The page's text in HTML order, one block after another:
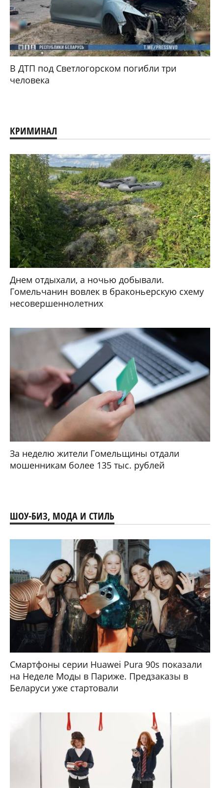
В ДТП под Светлогорском погибли три
человека
КРИМИНАЛ
Днем отдыхали, а ночью добывали.
Гомельчанин вовлек в браконьерскую схему
несовершеннолетних
За неделю жители Гомельщины отдали
мошенникам более 135 тыс. рублей
ШОУ-БИЗ, МОДА И СТИЛЬ
Смартфоны серии Huawei Pura 90s показали
на Неделе Моды в Париже. Предзаказы в
Беларуси уже стартовали